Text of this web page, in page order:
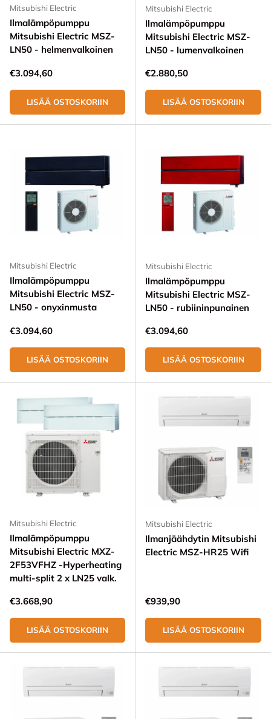
Mitsubishi Electric
Ilmalämpöpumppu
Mitsubishi Electric MSZ-
LN50 - helmenvalkoinen
Normaali hinta
€3.094,60
LISÄÄ OSTOSKORIIN
Mitsubishi Electric
Ilmalämpöpumppu
Mitsubishi Electric MSZ-
LN50 - lumenvalkoinen
Normaali hinta
€2.880,50
LISÄÄ OSTOSKORIIN
Mitsubishi Electric
Ilmalämpöpumppu
Mitsubishi Electric MSZ-
LN50 - onyxinmusta
Normaali hinta
€3.094,60
LISÄÄ OSTOSKORIIN
Mitsubishi Electric
Ilmalämpöpumppu
Mitsubishi Electric MSZ-
LN50 - rubiininpunainen
Normaali hinta
€3.094,60
LISÄÄ OSTOSKORIIN
Mitsubishi Electric
Ilmalämpöpumppu
Mitsubishi Electric MXZ-
2F53VFHZ -Hyperheating
multi-split 2 x LN25 valk.
Normaali hinta
€3.668,90
LISÄÄ OSTOSKORIIN
Mitsubishi Electric
Ilmanjäähdytin Mitsubishi
Electric MSZ-HR25 Wifi
Normaali hinta
€939,90
LISÄÄ OSTOSKORIIN